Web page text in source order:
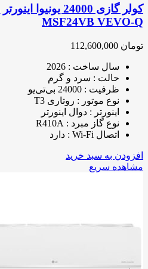
MSF24VB VEVO-Q
تومان
سال ساخت : 2026
حالت : سرد و گرم
ظرفیت : 24000 بی‌تی‌یو
نوع موتور : روتاری T3
اینورتر : دوال اینورتر
نوع گاز مبرد : R410A
اتصال Wi-Fi : دارد
افزودن به سبد خرید
مشاهده سریع